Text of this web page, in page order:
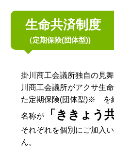
生命共済制度
（定期保険(団体型))
掛川商工会議所独自の見
川商工会議所がアクサ生
た定期保険(団体型)※ を
名称が「ききょう共
それぞれを個別にご加入
ん。